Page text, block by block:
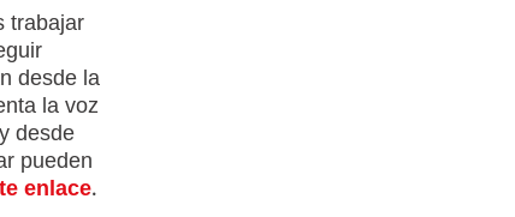
trabajar
desde la
la voz
desde
pueden
enlace.